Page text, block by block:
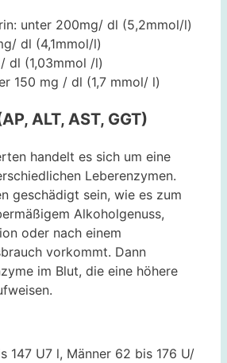
unter 200mg/ dl (5,2mmol/l)
dl (4,1mmol/l)
dl (1,03mmol /l)
150 mg / dl (1,7 mmol/ l)
ALT, AST, GGT)
handelt es sich um eine
Leberenzymen.
geschädigt sein, wie es zum
Alkoholgenuss,
oder nach einem
vorkommt. Dann
im Blut, die eine höhere
147 U7 l, Männer 62 bis 176 U/